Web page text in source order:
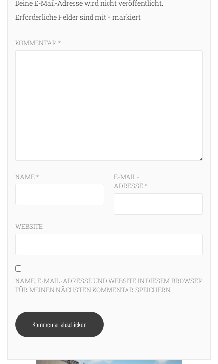
Deine E-Mail-Adresse wird nicht veröffentlicht.
Erforderliche Felder sind mit * markiert
KOMMENTAR *
NAME*
E-MAIL-
ADRESSE*
WEBSITE
NAME, E-MAIL-ADRESSE UND WEBSITE IN DIESEM BROWSER
FÜR MEINEN NÄCHSTEN KOMMENTAR SPEICHERN.